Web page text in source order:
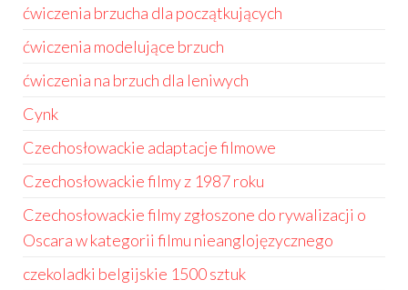
ćwiczenia brzucha dla początkujących
ćwiczenia modelujące brzuch
ćwiczenia na brzuch dla leniwych
Cynk
Czechosłowackie adaptacje filmowe
Czechosłowackie filmy z 1987 roku
Czechosłowackie filmy zgłoszone do rywalizacji o
Oscara w kategorii filmu nieanglojęzycznego
czekoladki belgijskie 1500 sztuk